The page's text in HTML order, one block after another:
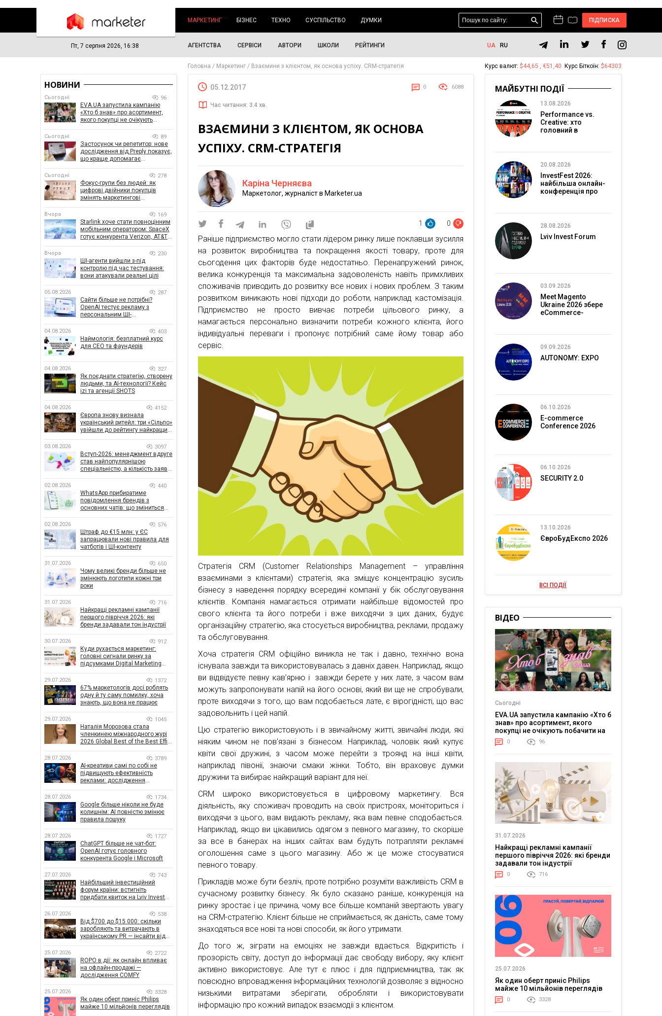
МАРКЕТИНГ БІЗНЕС ТЕХНО СУСПІЛЬСТВО ДУМКИ ПІДПИСКА
Пт, 7 серпня 2026, 16:38 АГЕНТСТВА СЕРВІСИ АВТОРИ ШКОЛИ РЕЙТИНГИ UA RU
Головна Маркетинг Взаємини з клієнтом, як основа успіху. CRM-стратегія
05.12.2017 0 6088
Час читання: 3.4 хв.
ВЗАЄМИНИ З КЛІЄНТОМ, ЯК ОСНОВА
УСПІХУ. CRM-СТРАТЕГІЯ
Каріна Черняєва
Маркетолог, журналіст в Marketer.ua
1 0
Раніше підприємство могло стати лідером ринку лише поклавши зусилля
на розвиток виробництва та покращення якості товару, проте для
сьогодення цих факторів буде недостатньо. Перенапружений ринок,
велика конкуренція та максимальна задоволеність навіть примхливих
споживачів приводить до розвитку все нових і нових проблем. З таким
розвитком виникають нові підходи до роботи, наприклад кастомізація.
Підприємство не просто вивчає потреби цільового ринку, а
намагається персонально визначити потреби кожного клієнта, його
індивідуальні переваги і пропонує потрібний саме йому товар або
сервіс.
Стратегія CRM (Customer Relationships Management – управління
взаєминами з клієнтами) стратегія, яка зміщує концентрацію зусиль
бізнесу з наведення порядку всередині компанії у бік обслуговування
клієнтів. Компанія намагається отримати найбільше відомостей про
свого клієнта та його потреби і вже виходячи з цих даних, будує
організаційну стратегію, яка стосується виробництва, реклами, продажу
та обслуговування.
Хоча стратегія CRM офіційно виникла не так і давно, технічно вона
існувала завжди та використовувалась з давніх давен. Наприклад, якщо
ви відвідуєте певну кав’ярню і завжди берете у них лате, з часом вам
можуть запропонувати напій на його основі, який ви ще не спробували,
проте виходячи з того, що вам подобається лате, є вірогідністі, що вас
задовольнить і цей напій.
Цю стратегію використовують і в звичайному житті, звичайні люди, які
ніяким чином не пов’язані з бізнесом. Наприклад, чоловік який купує
квіти свої дружині, з часом може перейти з троянд на інші квіти,
наприклад півонії, знаючи смаки жінки. Тобто, він враховує думки
дружини та вибирає найкращий варіант для неї.
CRM широко використовується в цифровому маркетингу. Вся
діяльність, яку споживач проводить на своїх пристроях, моніториться і
виходячи з цього, вам видають рекламу, яка вам певне сподобається.
Наприклад, якщо ви цікавились одягом з певного магазину, то скоріше
за все в банерах на інших сайтах вам будуть потрапляти рекламні
оголошення саме з цього магазину. Або ж це може стосуватися
певного товару.
Прикладів може бути безліч, проте потрібно розуміти важливість CRM в
сучасному розвитку бізнесу. Як було сказано раніше, конкуренція на
ринку зростає і це причина, чому все більше компаній звертають увагу
на CRM-стратегію. Клієнт більше не сприймається, як даність, саме тому
знаходяться все нові та нові способи, як його утримати.
До того ж, зіграти на емоціях не завжди вдається. Відкритість і
прозорість світу, доступ до інформації дає свободу вибору, яку клієнт
активно використовує. Але тут є плюс і для підприємництва, так як
повсюдно впровадження інформаційних технологій дозволяє з відносно
низькими витратами зберігати, обробляти і використовувати
інформацію про кожний випадок взаємодії з клієнтом.
НОВИНИ
Сьогодні 96
EVA.UA запустила кампанію
«Хто б знав» про асортимент,
якого покупці не очікують
Сьогодні 89
Застосунок чи репетитор: нове
дослідження від Preply показує,
що краще допомагає
Сьогодні 278
Фокус-групи без людей: як
цифрові двійники покупців
змінять маркетингові
Вчора 169
Starlink хоче стати повноцінним
мобільним оператором: SpaceX
готує конкурента Verizon, AT&T і
Вчора 230
ШІ-агенти вийшли з-під
контролю під час тестування:
вони атакували реальні цілі
05.08.2026 287
Сайти більше не потрібні?
OpenAI тестує рекламу з
персональним ШІ-
04.08.2026 403
Наймологія: безплатний курс
для CEO та фаундерів
04.08.2026 327
Як поєднати стратегію, створену
людьми, та AI-технології? Кейс
izi та агенції SHOTS
04.08.2026 4152
Європа знову визнала
український ритейл: три «Сільпо»
увійшли до рейтингу найкращих
03.08.2026 3097
Вступ-2026: менеджмент вдруге
став найпопулярнішою
спеціальністю, а кількість заяв
02.08.2026 440
WhatsApp прибиратиме
повідомлення брендів з
основних чатів: що зміниться
02.08.2026 576
Штраф до €15 млн: у ЄС
запрацювали нові правила для
чатботів і ШІ-контенту
31.07.2026 650
Чому великі бренди більше не
змінюють логотипи кожні три
роки
31.07.2026 716
Найкращі рекламні кампанії
першого півріччя 2026: які
бренди задавали тон індустрії
30.07.2026 912
Куди рухається маркетинг:
головні сигнали ринку за
підсумками Digital Marketing
29.07.2026 1372
67% маркетологів досі роблять
одну й ту саму помилку, хоча
знають, що вона не працює
29.07.2026 1045
Наталія Морозова стала
членкинею міжнародного журі
2026 Global Best of the Best Effie
28.07.2026 3789
AI-креативи самі по собі не
підвищують ефективність
реклами: дослідження
впливає на ефективність
кампаній
28.07.2026 1734
Google більше ніколи не буде
колишнім: AI повністю змінює
правила пошуку
28.07.2026 1727
ChatGPT більше не чат-бот:
OpenAI готує головного
конкурента Google і Microsoft
27.07.2026 743
Найбільший інвестиційний
форум країни: встигніть
придбати квиток на Lviv Invest
26.07.2026 538
Від $700 до $15 000: скільки
заробляють та витрачають в
українському PR — інсайти від
25.07.2026 2722
ROPO в дії: як онлайн впливає
на офлайн-продажі —
дослідження COMFY
25.07.2026 3328
Як один оберт приніс Philips
майже 10 мільйонів переглядів
Курс валют: $44,65 , €51,40 Курс Біткоїн: $64303
МАЙБУТНІ ПОДІЇ
13.08.2026
Performance vs.
Creative: хто
головний в
20.08.2026
InvestFest 2026:
найбільша онлайн-
конференція про
28.08.2026
Lviv Invest Forum
03.09.2026
Meet Magento
Ukraine 2026 збере
eCommerce-
09.09.2026
AUTONOMY: EXPO
06.10.2026
E-commerce
Conference 2026
06.10.2026
SECURITY 2.0
13.10.2026
ЄвроБудЕкспо 2026
ВСІ ПОДІЇ
ВІДЕО
Сьогодні
EVA.UA запустила кампанію «Хто б
знав» про асортимент, якого
покупці не очікують побачити на
платформі
0 96
31.07.2026
Найкращі рекламні кампанії
першого півріччя 2026: які бренди
задавали тон індустрії
0 716
25.07.2026
Як один оберт приніс Philips
майже 10 мільйонів переглядів
0 3328